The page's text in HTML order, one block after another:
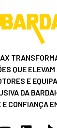
QUE
E
DA
CONFIANÇA